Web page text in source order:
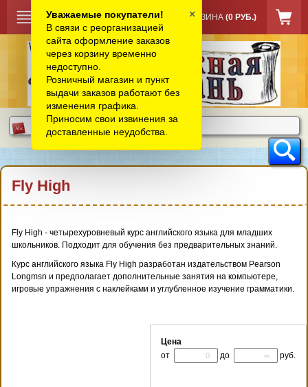
КОРЗИНА (0 РУБ.)
Fly High
Fly High - четырехуровневый курс английского языка для младших
школьников. Подходит для обучения без предварительных знаний.
Курс английского языка Fly High разработан издательством Pearson
Longmsn и предполагает дополнительные занятия на компьютере,
игровые упражнения с наклейками и углубленное изучение грамматики.
Цена
от
до руб.
Уважаемые покупатели!
В связи с реорганизацией
сайта оформление заказов
через корзину временно
недоступно.
Розничный магазин и пункт
выдачи заказов работают без
изменения графика.
Приносим свои извинения за
доставленные неудобства.
×